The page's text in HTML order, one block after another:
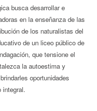
busca desarrollar e
en la enseñanza de las
de los naturalistas del
de un liceo público de
que tensione el
la autoestima y
oportunidades
integral.